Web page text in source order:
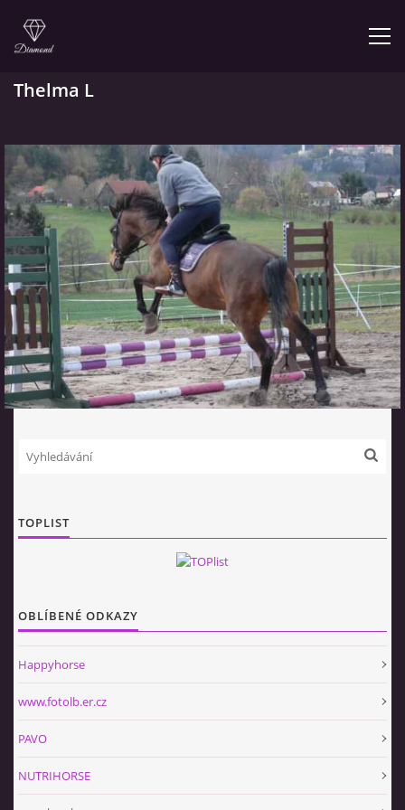
NABÍZÍME
PRODEJNA JEZDECKÝCH POTŘEB
FOTOALBUM
KONTAKT
KONĚ JK MIRA
AKCE 2022
AKCE 2023
AKCE 2025
Thelma L
TOPLIST
OBLÍBENÉ ODKAZY
Happyhorse
www.fotolb.er.cz
PAVO
NUTRIHORSE